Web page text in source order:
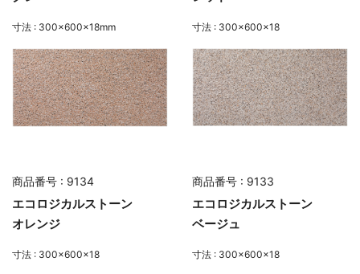
寸法 : 300×600×18mm 寸法 : 300×600×18
商品番号 : 9134
エコロジカルストーン
オレンジ
寸法 : 300×600×18
商品番号 : 9133
エコロジカルストーン
ベージュ
寸法 : 300×600×18